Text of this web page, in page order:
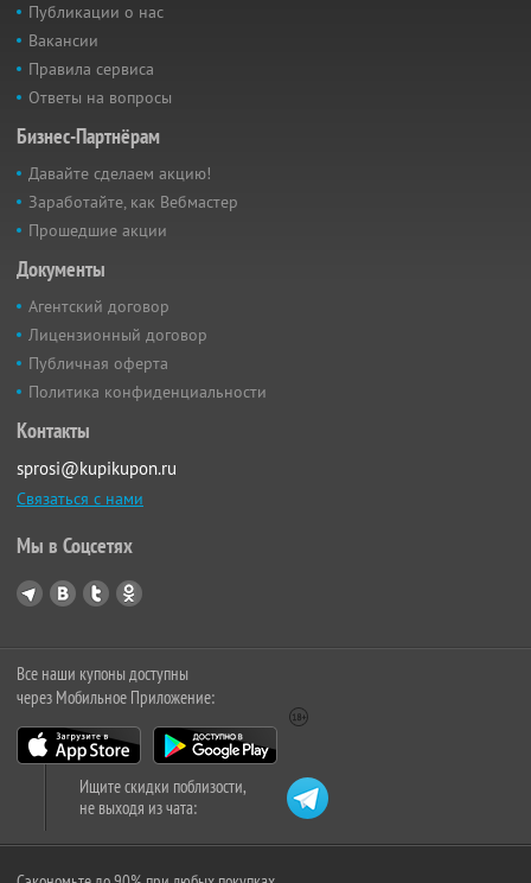
Публикации о нас
Вакансии
Правила сервиса
Ответы на вопросы
Бизнес-Партнёрам
Давайте сделаем акцию!
Заработайте, как Вебмастер
Прошедшие акции
Документы
Агентский договор
Лицензионный договор
Публичная оферта
Политика конфиденциальности
Контакты
sprosi@kupikupon.ru
Связаться с нами
Мы в Соцсетях
Все наши купоны доступны
через Мобильное Приложение:
Ищите скидки поблизости,
не выходя из чата: